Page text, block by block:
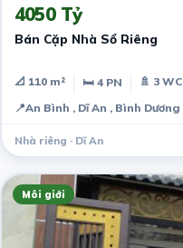
4050 Tỷ
Bán Cặp Nhà Sổ Riêng
📐 110 m² 🛏 4 PN
🚿 3 WC
📍An Bình , Dĩ An , Bình Dương
Nhà riêng · Dĩ An
Môi giới